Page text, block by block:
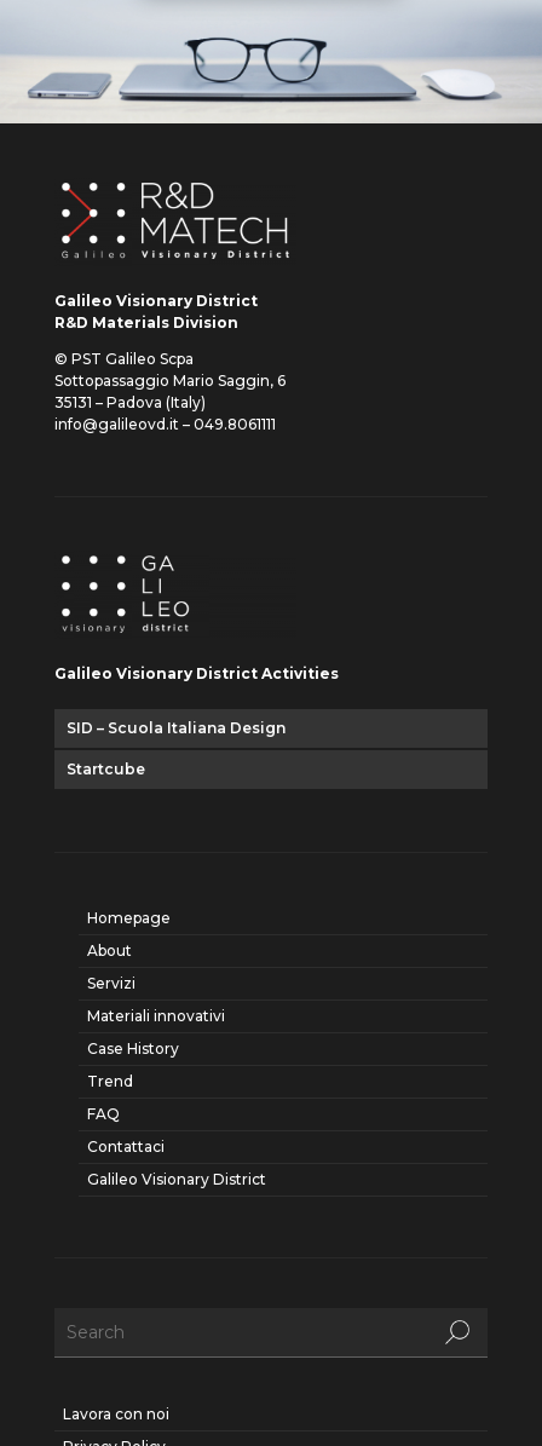
Galileo Visionary District
R&D Materials Division
© PST Galileo Scpa
Sottopassaggio Mario Saggin, 6
35131 – Padova (Italy)
info@galileovd.it – 049.8061111
Galileo Visionary District Activities
SID – Scuola Italiana Design
Startcube
Homepage
About
Servizi
Materiali innovativi
Case History
Trend
FAQ
Contattaci
Galileo Visionary District
Lavora con noi